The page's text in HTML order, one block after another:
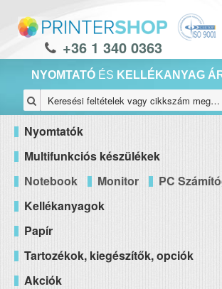
+36 1 340 0363
NYOMTATÓ ÉS KELLÉKANYAG
Nyomtatók
Multifunkciós készülékek
Notebook
Monitor PC
Kellékanyagok
Papír
Tartozékok, kiegészítők, opciók
Akciók